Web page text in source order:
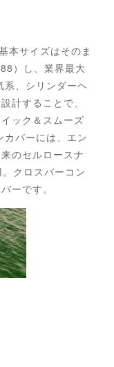
本サイズはそのま
）し、業界最大
、シリンダーヘ
計することで、
ック＆スムーズ
バーには、エン
のセルロースナ
クロスバーコン
ーです。